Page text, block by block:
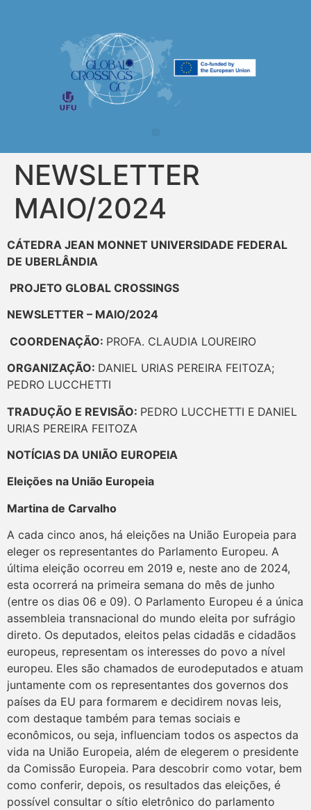
NEWSLETTER
MAIO/2024
CÁTEDRA JEAN MONNET UNIVERSIDADE FEDERAL
DE UBERLÂNDIA
PROJETO GLOBAL CROSSINGS
NEWSLETTER – MAIO/2024
COORDENAÇÃO: PROFA. CLAUDIA LOUREIRO
ORGANIZAÇÃO: DANIEL URIAS PEREIRA FEITOZA;
PEDRO LUCCHETTI
TRADUÇÃO E REVISÃO: PEDRO LUCCHETTI E DANIEL
URIAS PEREIRA FEITOZA
NOTÍCIAS DA UNIÃO EUROPEIA
Eleições na União Europeia
Martina de Carvalho
A cada cinco anos, há eleições na União Europeia para
eleger os representantes do Parlamento Europeu. A
última eleição ocorreu em 2019 e, neste ano de 2024,
esta ocorrerá na primeira semana do mês de junho
(entre os dias 06 e 09). O Parlamento Europeu é a única
assembleia transnacional do mundo eleita por sufrágio
direto. Os deputados, eleitos pelas cidadãs e cidadãos
europeus, representam os interesses do povo a nível
europeu. Eles são chamados de eurodeputados e atuam
juntamente com os representantes dos governos dos
países da EU para formarem e decidirem novas leis,
com destaque também para temas sociais e
econômicos, ou seja, influenciam todos os aspectos da
vida na União Europeia, além de elegerem o presidente
da Comissão Europeia. Para descobrir como votar, bem
como conferir, depois, os resultados das eleições, é
possível consultar o sítio eletrônico do parlamento